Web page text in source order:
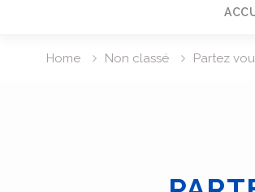
Home Non classé Partez